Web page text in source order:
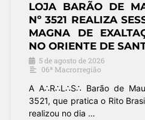
LOJA
HARMONIA Nº
REALIZA
MAGNA DE
NO ORIENTE DE JAÚ
3 de agosto de 2026
18ª Macrorregião
A A∴R∴L∴S∴ Suprema
nº 3858, jurisdicionada